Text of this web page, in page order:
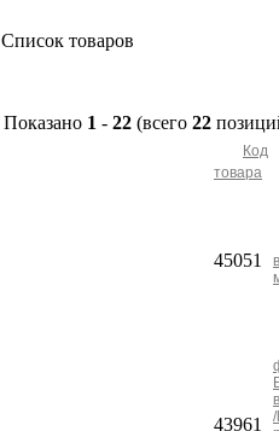
Список товаров
Показано 1 - 22 (всего 22
Код
товара
45051
43961